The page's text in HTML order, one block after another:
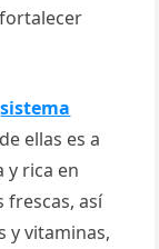
sistema
ellas es a
y rica en
así
y vitaminas,